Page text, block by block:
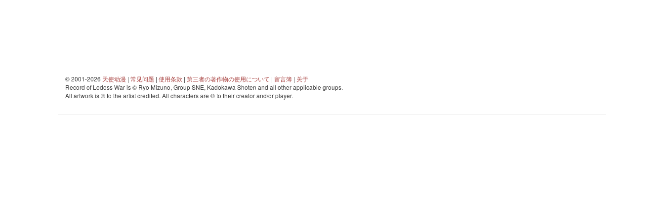
© 2001-2026 天使动漫 | 常见问题 | 使用条款 | 第三者の著作物の使用について | 留言簿 | 关于
Record of Lodoss War is © Ryo Mizuno, Group SNE, Kadokawa Shoten and all other applicable groups.
All artwork is © to the artist credited. All characters are © to their creator and/or player.